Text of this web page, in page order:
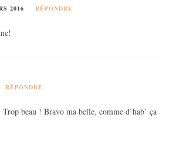
2016 RÉPONDRE
RÉPONDRE
beau ! Bravo ma belle, comme d’hab’ ça